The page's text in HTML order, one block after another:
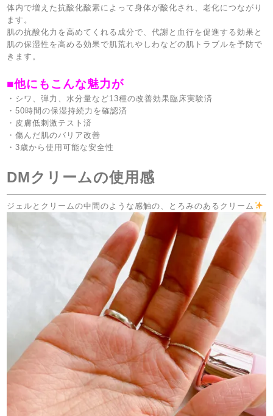
体内で増えた抗酸化酸素によって身体が酸化され、老化につながり
ます。
肌の抗酸化力を高めてくれる成分で、代謝と血行を促進する効果と
肌の保湿性を高める効果で肌荒れやしわなどの肌トラブルを予防で
きます。
■他にもこんな魅力が
・シワ、弾力、水分量など13種の改善効果臨床実験済
・50時間の保湿持続力を確認済
・皮膚低刺激テスト済
・傷んだ肌のバリア改善
・3歳から使用可能な安全性
DMクリームの使用感
ジェルとクリームの中間のような感触の、とろみのあるクリーム